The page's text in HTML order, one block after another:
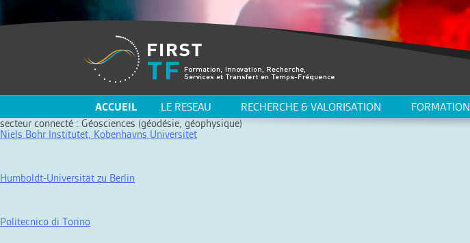
ACCUEIL LE RESEAU RECHERCHE & VALORISATION FORMATION
secteur connecté : Géosciences (géodésie, géophysique)
Niels Bohr Institutet, Kobenhavns Universitet
Humboldt-Universität zu Berlin
Politecnico di Torino